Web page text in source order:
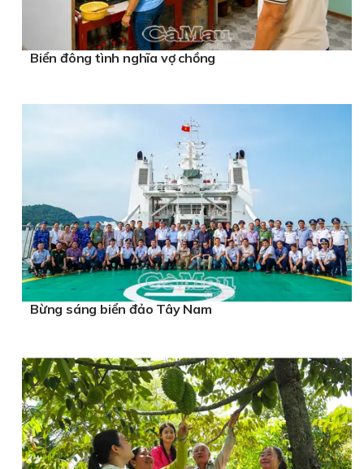
Biển đông tình nghĩa vợ chồng
Bừng sáng biển đảo Tây Nam